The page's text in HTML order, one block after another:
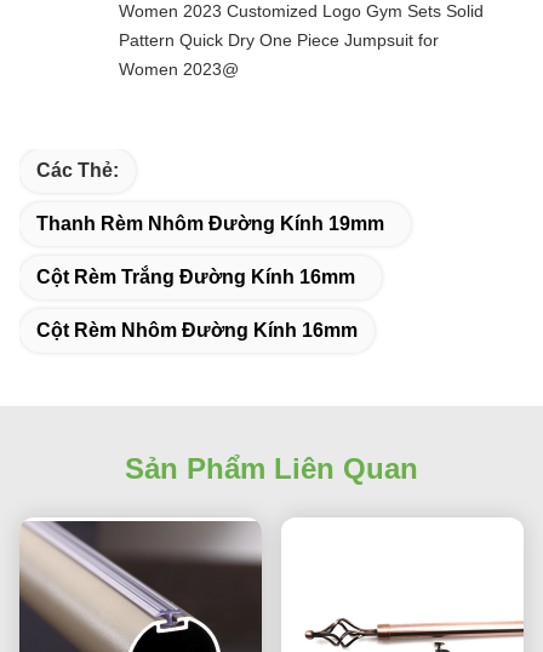
Women 2023 Customized Logo Gym Sets Solid
Pattern Quick Dry One Piece Jumpsuit for
Women 2023@
Các Thẻ:
Thanh Rèm Nhôm Đường Kính 19mm
Cột Rèm Trắng Đường Kính 16mm
Cột Rèm Nhôm Đường Kính 16mm
Sản Phẩm Liên Quan